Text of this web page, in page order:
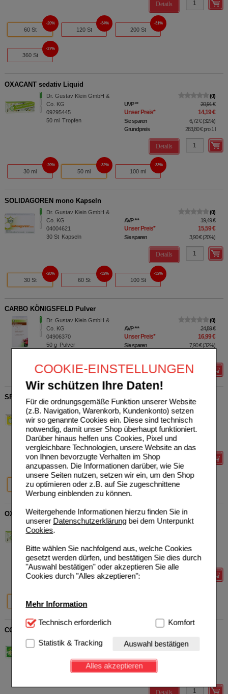
COOKIE-EINSTELLUNGEN
Wir schützen Ihre Daten!
Für die ordnungsgemäße Funktion unserer Website
(z.B. Navigation, Warenkorb, Kundenkonto) setzen
wir so genannte Cookies ein. Diese sind technisch
notwendig, damit unser Shop überhaupt funktioniert.
Darüber hinaus helfen uns Cookies, Pixel und
vergleichbare Technologien, unsere Website an das
von Ihnen bevorzugte Verhalten im Shop
anzupassen. Die Informationen darüber, wie Sie
unsere Seiten nutzen, setzen wir ein, um den Shop
zu optimieren oder z.B. auf Sie zugeschnittene
Werbung einblenden zu können.
Weitergehende Informationen hierzu finden Sie in
unserer Datenschutzerklärungbei dem Unterpunkt
Cookies.
Bitte wählen Sie nachfolgend aus, welche Cookies
gesetzt werden dürfen, und bestätigen Sie dies durch
"Auswahl bestätigen" oder akzeptieren Sie alle
Cookies durch "Alles akzeptieren":
Mehr Information
Technisch Notwendig:Hierbei handelt es sich um
Website notwendig sind (z.B. Navigation, Warenkorb,
Kundenkonto), weshalb auf diese nicht verzichtet
werden kann.
Einkaufserlebnis noch ansprechender zu gestalten,
Technisch erforderlich Komfort
Statistik & Tracking Auswahl bestätigen
Alles akzeptieren
Details
60 St
20%
120 St
34%
200 St
31%
360 St
27%
OXACANT sedativ Liquid
Dr. Gustav Klein GmbH &
Co. KG
09295445
50 ml Tropfen
0
UVP** 20,91 €
Unser Preis* 14,19 €
Sie sparen 6,72 €(32%)
Grundpreis
283,80 €pro 1 l
Details
30 ml
20%
50 ml
32%
100 ml
33%
SOLIDAGOREN mono Kapseln
Dr. Gustav Klein GmbH &
Co. KG
04004621
30 St Kapseln
0
AVP*** 19,49 €
Unser Preis* 15,59 €
Sie sparen 3,90 €(20%)
Details
30 St
20%
60 St
32%
100 St
32%
CARBO KÖNIGSFELD Pulver
Dr. Gustav Klein GmbH &
Co. KG
04906370
50 g Pulver
0
AVP*** 24,89 €
Unser Preis* 16,99 €
Sie sparen 7,90 €(32%)
Details
SPARTIOL Cardiohom Tropfen
Dr. Gustav Klein GmbH &
Co. KG
02292142
50ml Tropfen
AVP ***
Unser Preis*
Sie sparen 4,18 €
Grundpreis
Details
50 ml
20%
100 ml
33%
OXACANT sedativ Liquid
Dr. Gustav Klein GmbH &
Co. KG
30ml Tropfen Sie sparen 2,78 €
Grundpreis
370,67 €
30 ml 50 ml
CONVASTABIL Pektahom Tropfen
Dr. Gustav Klein GmbH &
Unser Preis*
Sie sparen
Grundpreis
Details